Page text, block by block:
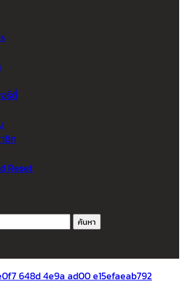
ร์ตี้
ชิก
Reset